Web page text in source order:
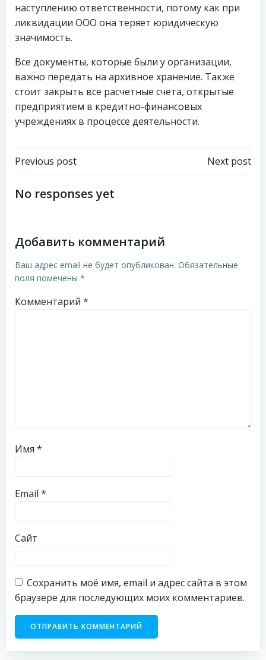
наступлению ответственности, потому как при
ликвидации ООО она теряет юридическую
значимость.
Все документы, которые были у организации,
важно передать на архивное хранение. Также
стоит закрыть все расчетные счета, открытые
предприятием в кредитно-финансовых
учреждениях в процессе деятельности.
Навигация
по
Previous post
Навигация
Next post
No responses yet
Добавить комментарий
Ваш адрес email не будет опубликован. Обязательные
поля помечены *
Комментарий *
Имя *
Email *
Сайт
Сохранить моё имя, email и адрес сайта в этом
браузере для последующих моих комментариев.